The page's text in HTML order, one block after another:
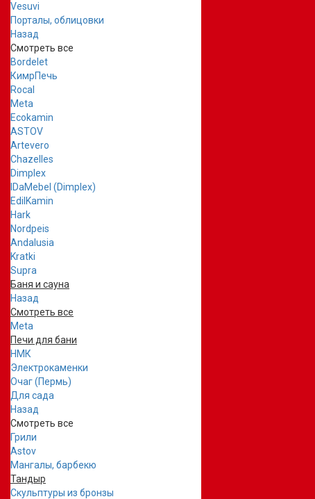
Vesuvi
Порталы, облицовки
Назад
Смотреть все
Bordelet
КимрПечь
Rocal
Meta
Ecokamin
ASTOV
Artevero
Chazelles
Dimplex
IDaMebel (Dimplex)
EdilKamin
Hark
Nordpeis
Andalusia
Kratki
Supra
Баня и сауна
Назад
Смотреть все
Meta
Печи для бани
НМК
Электрокаменки
Очаг (Пермь)
Для сада
Назад
Смотреть все
Грили
Astov
Мангалы, барбекю
Тандыр
Скульптуры из бронзы